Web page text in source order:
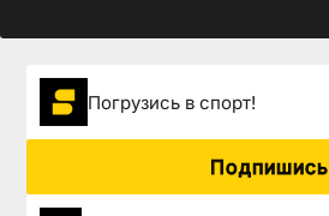
Погрузиcь в спорт!
Подпишись